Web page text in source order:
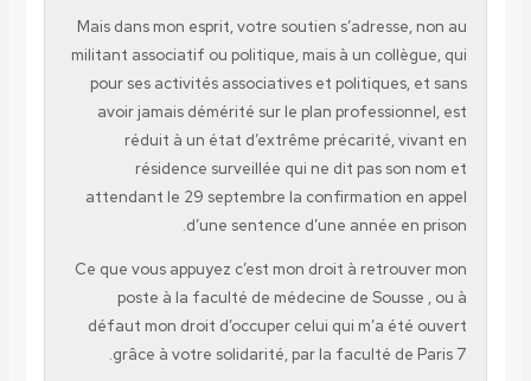
Mais dans mon esprit, votre soutien s’adresse, non au
militant associatif ou politique, mais à un collègue, qui
pour ses activités associatives et politiques, et sans
avoir jamais démérité sur le plan professionnel, est
réduit à un état d’extrême précarité, vivant en
résidence surveillée qui ne dit pas son nom et
attendant le 29 septembre la confirmation en appel
d’une sentence d’une année en prison.
Ce que vous appuyez c’est mon droit à retrouver mon
poste à la faculté de médecine de Sousse , ou à
défaut mon droit d’occuper celui qui m’a été ouvert
grâce à votre solidarité, par la faculté de Paris 7.